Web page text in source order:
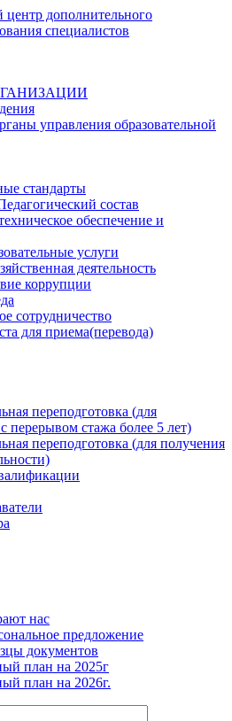
управления образовательной
стандарты
состав
обеспечение и
услуги
деятельность
коррупции
сотрудничество
для приема(перевода)
переподготовка (для
перерывом стажа более 5 лет)
переподготовка (для получения
нас
предложение
документов
план на 2025г
план на 2026г.